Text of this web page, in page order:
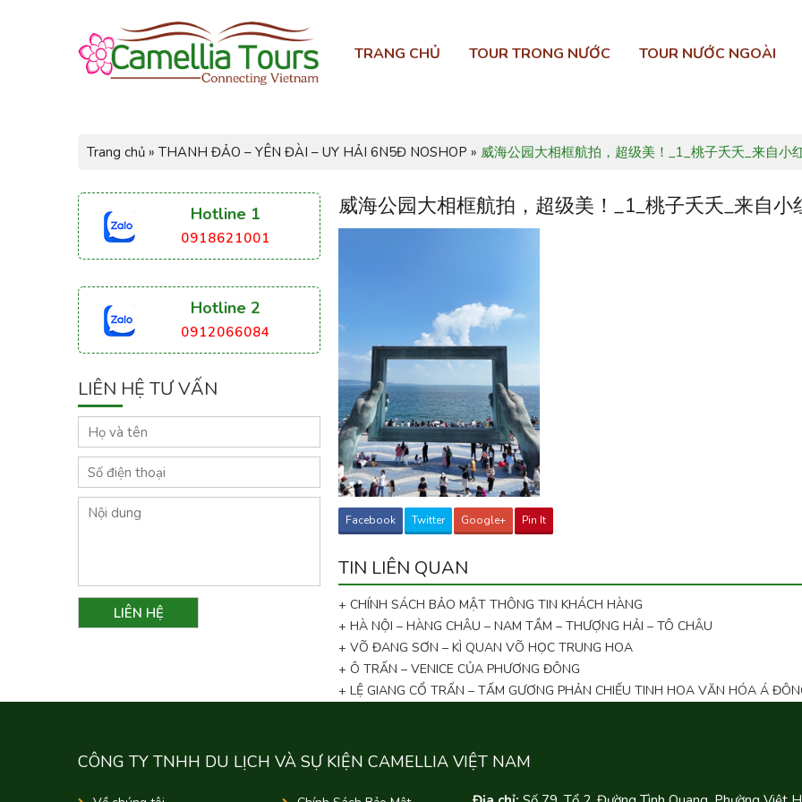
TRANG CHỦ TOUR TRONG NƯỚC TOUR NƯỚC NGOÀI
Trang chủ » THANH ĐẢO – YÊN ĐÀI – UY HẢI 6N5Đ NOSHOP » 威海公园大相框航拍，超级美！_1_桃子夭夭_来自小
威海公园大相框航拍，超级美！_1_桃子夭夭_来自小
Facebook Twitter Google+ Pin It
TIN LIÊN QUAN
+ CHÍNH SÁCH BẢO MẬT THÔNG TIN KHÁCH HÀNG
+ HÀ NỘI – HÀNG CHÂU – NAM TẦM – THƯỢNG HẢI – TÔ CHÂU
+ VÕ ĐANG SƠN – KÌ QUAN VÕ HỌC TRUNG HOA
+ Ô TRẤN – VENICE CỦA PHƯƠNG ĐÔNG
+ LỆ GIANG CỔ TRẤN – TẤM GƯƠNG PHẢN CHIẾU TINH HOA VĂN HÓA Á
Hotline 1
0918621001
Hotline 2
0912066084
LIÊN HỆ TƯ VẤN
CÔNG TY TNHH DU LỊCH VÀ SỰ KIỆN CAMELLIA VIỆT NAM